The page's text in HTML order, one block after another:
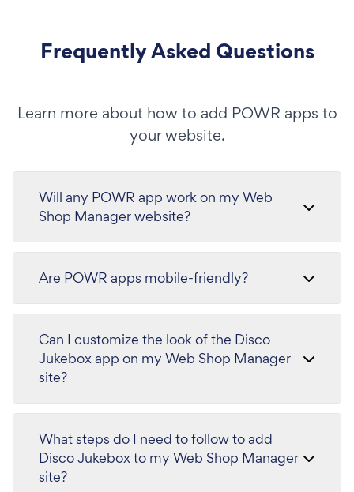
Frequently Asked Questions
Learn more about how to add POWR apps to
your website.
Will any POWR app work on my Web
Shop Manager website?
Are POWR apps mobile-friendly?
Can I customize the look of the Disco
Jukebox app on my Web Shop Manager
site?
What steps do I need to follow to add
Disco Jukebox to my Web Shop Manager
site?